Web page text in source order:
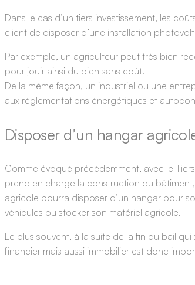
Dans le cas d’un tiers investissement, les
client de disposer d’une installation
Par exemple, un agriculteur peut très bien
pour jouir ainsi du bien sans coût.
De la même façon, un industriel ou une
aux réglementations énergétiques et
Disposer d’un hangar
Comme évoqué précédemment, avec le
prend en charge la construction du
agricole pourra disposer d’un hangar pour
véhicules ou stocker son matériel agricole.
Le plus souvent, à la suite de la fin du bail
financier mais aussi immobilier est donc